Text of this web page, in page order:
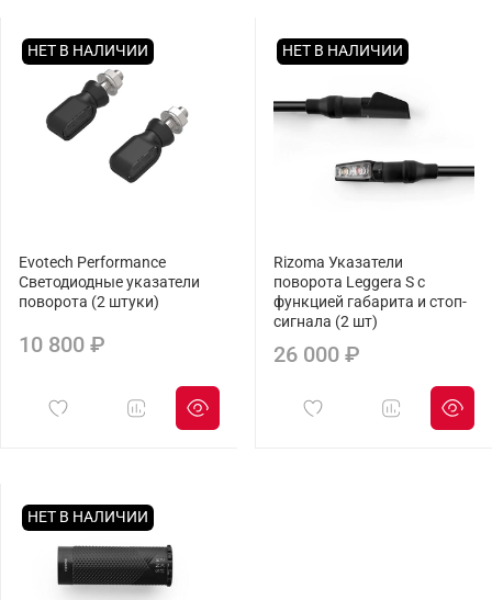
НЕТ В НАЛИЧИИ
Evotech Performance
Светодиодные указатели
поворота (2 штуки)
10 800 ₽
НЕТ В НАЛИЧИИ
Rizoma Указатели
поворота Leggera S с
функцией габарита и стоп-
сигнала (2 шт)
26 000 ₽
НЕТ В НАЛИЧИИ